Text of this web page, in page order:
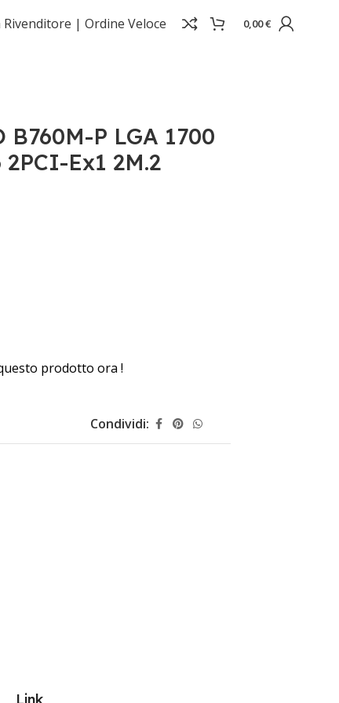
Rivenditore | Ordine Veloce 0,00€
B760M-P LGA 1700
Ex1 2M.2
prodotto ora !
Condividi:
Link